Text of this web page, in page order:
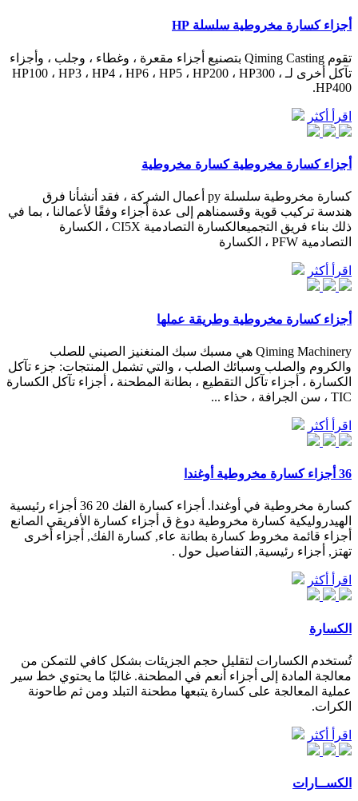
أجزاء كسارة مخروطية سلسلة HP
تقوم Qiming Casting بتصنيع أجزاء مقعرة ، وغطاء ، وجلب ، وأجزاء
تآكل أخرى لـ HP100 ، HP3 ، HP4 ، HP6 ، HP5 ، HP200 ، HP300 ،
HP400.
اقرأ أكثر
أجزاء كسارة مخروطية كسارة مخروطية
كسارة مخروطية سلسلة py أعمال الشركة ، فقد أنشأنا فرق
هندسة تركيب قوية وقسمناهم إلى عدة أجزاء وفقًا لأعمالنا ، بما في
ذلك بناء فريق التجميعالكسارة التصادمية CI5X ، الكسارة
التصادمية PFW ، الكسارة
اقرأ أكثر
أجزاء كسارة مخروطية وطريقة عملها
Qiming Machinery هي مسبك سبك المنغنيز الصيني للصلب
والكروم والصلب وسبائك الصلب ، والتي تشمل المنتجات: جزء تآكل
الكسارة ، أجزاء تآكل التقطيع ، بطانة المطحنة ، أجزاء تآكل الكسارة
TIC ، سن الجرافة ، حذاء ...
اقرأ أكثر
36 أجزاء كسارة مخروطية أوغندا
كسارة مخروطية في أوغندا. أجزاء كسارة الفك 20 36 أجزاء رئيسية
الهيدروليكية كسارة مخروطية دوغ ق أجزاء كسارة الأفريقي الصانع
أجزاء قائمة مخروط كسارة بطانة عاء, كسارة الفك, أجزاء أخرى
تهتز, أجزاء رئيسية, التفاصيل حول .
اقرأ أكثر
الكسارة
تُستخدم الكسارات لتقليل حجم الجزيئات بشكل كافي للتمكن من
معالجة المادة إلى أجزاء أنعم في المطحنة. غالبًا ما يحتوي خط سير
عملية المعالجة على كسارة يتبعها مطحنة التبلد ومن ثم طاحونة
الكرات.
اقرأ أكثر
الكســارات